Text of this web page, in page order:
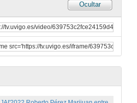
Ocultar
JAI'2022 Roberto Pérez Marijuan entrevista a Gonzalo Ingelmo (Oppent)
14 de nov. de 2022
JAI'2022 Roberto Pérez Marijuan entrevista a Omar Insua (UVigo Motorsport)